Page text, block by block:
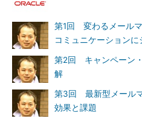
第1回 変わるメール
コミュニケーションに
第2回 キャンペーン
解
第3回 最新型メール
効果と課題